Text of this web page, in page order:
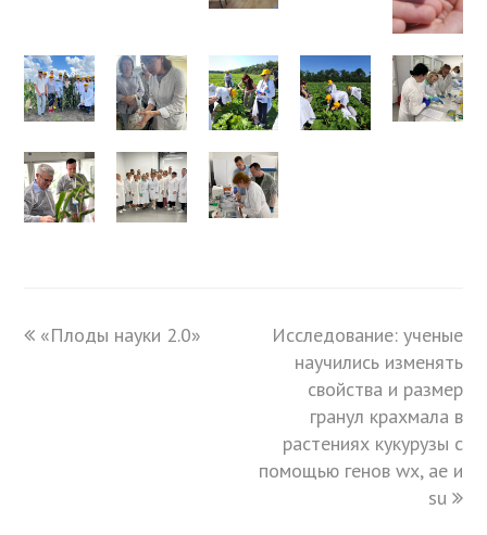
previous
«Плоды науки 2.0»
next
post:
Исследование: ученые
научились изменять
свойства и размер
гранул крахмала в
растениях кукурузы с
помощью генов wx, ае и
su